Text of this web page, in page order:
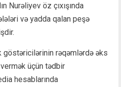
Nurəliyev öz çıxışında
və yadda qalan peşə
göstəricilərinin rəqəmlərdə əks
üçün tədbir
hesablarında